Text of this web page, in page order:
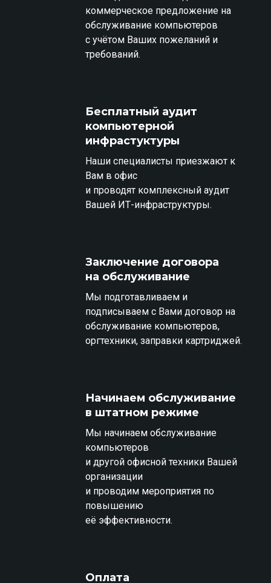
коммерческое предложение на
обслуживание компьютеров
с учётом Ваших пожеланий и
требований.
Бесплатный аудит
компьютерной
инфрастуктуры
Наши специалисты приезжают к
Вам в офис
и проводят комплексный аудит
Вашей ИТ-инфраструктуры.
Заключение договора
на обслуживание
Мы подготавливаем и
подписываем с Вами договор на
обслуживание компьютеров,
оргтехники, заправки картриджей.
Начинаем обслуживание
в штатном режиме
Мы начинаем обслуживание
компьютеров
и другой офисной техники Вашей
организации
и проводим мероприятия по
повышению
её эффективности.
Оплата